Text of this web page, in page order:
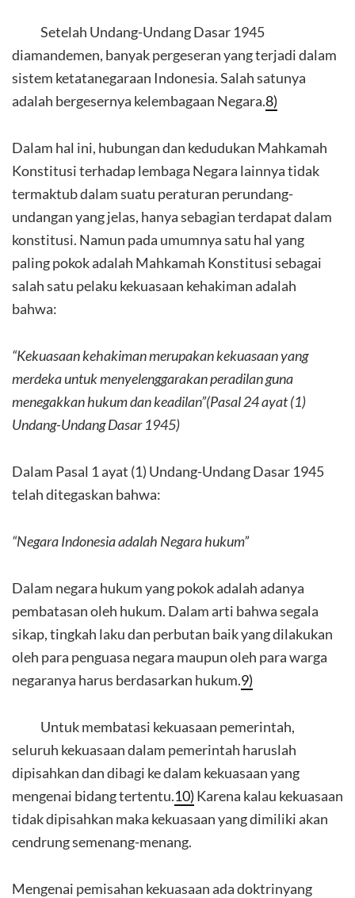
Setelah Undang-Undang Dasar 1945
diamandemen, banyak pergeseran yang terjadi dalam
sistem ketatanegaraan Indonesia. Salah satunya
adalah bergesernya kelembagaan Negara.8)
Dalam hal ini, hubungan dan kedudukan Mahkamah
Konstitusi terhadap lembaga Negara lainnya tidak
termaktub dalam suatu peraturan perundang-
undangan yang jelas, hanya sebagian terdapat dalam
konstitusi. Namun pada umumnya satu hal yang
paling pokok adalah Mahkamah Konstitusi sebagai
salah satu pelaku kekuasaan kehakiman adalah
bahwa:
“Kekuasaan kehakiman merupakan kekuasaan yang
merdeka untuk menyelenggarakan peradilan guna
menegakkan hukum dan keadilan”(Pasal 24 ayat (1)
Undang-Undang Dasar 1945)
Dalam Pasal 1 ayat (1) Undang-Undang Dasar 1945
telah ditegaskan bahwa:
“Negara Indonesia adalah Negara hukum”
Dalam negara hukum yang pokok adalah adanya
pembatasan oleh hukum. Dalam arti bahwa segala
sikap, tingkah laku dan perbutan baik yang dilakukan
oleh para penguasa negara maupun oleh para warga
negaranya harus berdasarkan hukum.9)
Untuk membatasi kekuasaan pemerintah,
seluruh kekuasaan dalam pemerintah haruslah
dipisahkan dan dibagi ke dalam kekuasaan yang
mengenai bidang tertentu.10) Karena kalau kekuasaan
tidak dipisahkan maka kekuasaan yang dimiliki akan
cendrung semenang-menang.
Mengenai pemisahan kekuasaan ada doktrinyang